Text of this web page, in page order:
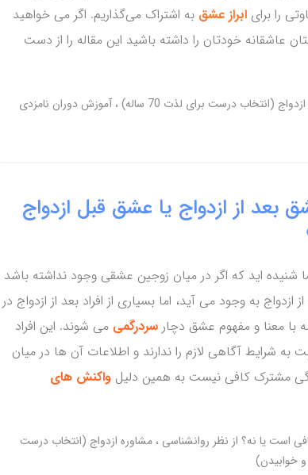
را برای ابراز عشق به اشتراک می‌گذاریم. اگر می خواهید
عاشقانه خودتان را داشته باشید این مقاله را از دست
(انتخاب درست برای لذت 70 ساله)
آموزش دوران نامزدی
بعد از ازدواج یا عشق قبل ازدواج
شنیده اید که اگر در میان زوجین عشقی وجود نداشته باشد
ازدواج به وجود می آید، اما بسیاری از افراد بعد از ازدواج در
با معنا و مفهوم عشق دچار سردرگمی می شوند. این افراد
به شرایط آگاهی لازم را ندارند و اطلاعات آن ها در میان
مشترک کافی نیست به همین دلیل واکنش های
است یا نه؟ از نظر روانشناسی مشاوره ازدواج (انتخاب درست
و خوابیدن)